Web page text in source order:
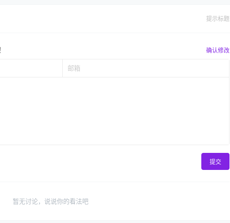
提示标题
确认修改
提交
暂无讨论，说说你的看法吧